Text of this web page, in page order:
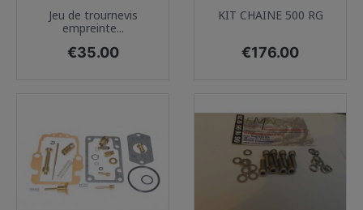
Jeu de trournevis
empreinte...
Price
€35.00
KIT CHAINE 500 RG
Price
€176.00